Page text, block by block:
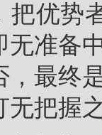
把优势
无准备
，最终
无把握